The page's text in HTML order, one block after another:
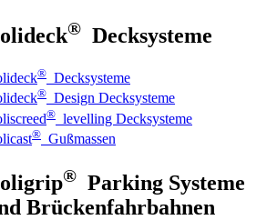
® Decksysteme
® Decksysteme
® Design Decksysteme
® levelling Decksysteme
® Gußmassen
® Parking Systeme
Brückenfahrbahnen